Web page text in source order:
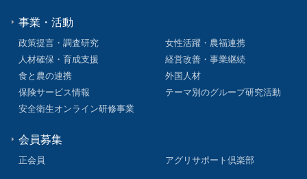
事業・活動
政策提言・調査研究
女性活躍・農福連携
人材確保・育成支援
経営改善・事業継続
食と農の連携
外国人材
保険サービス情報
テーマ別のグループ研究活動
安全衛生オンライン研修事業
会員募集
正会員 アグリサポート倶楽部